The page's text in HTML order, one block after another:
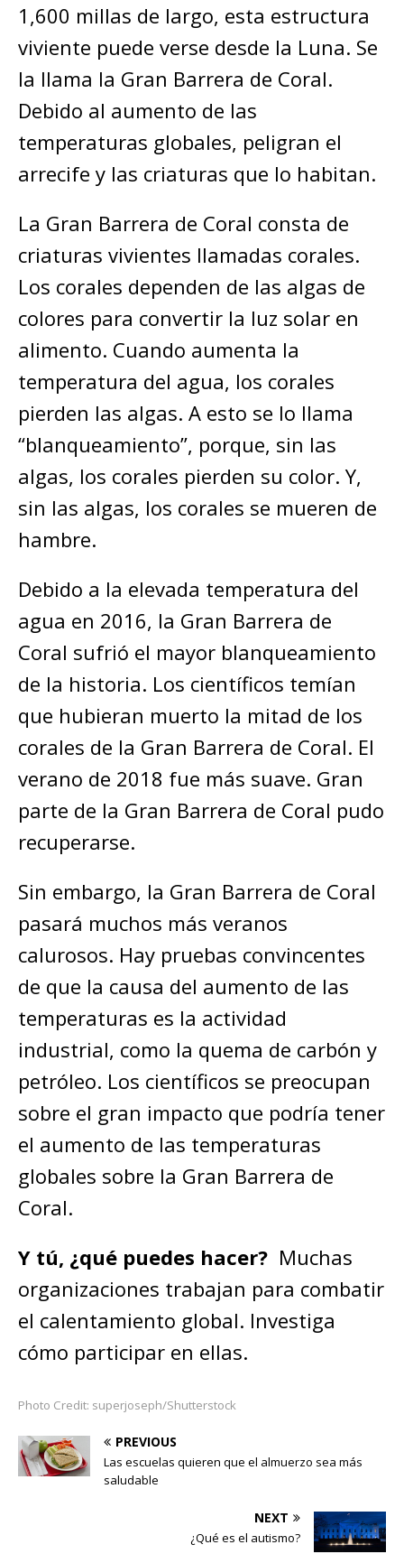
1,600 millas de largo, esta estructura
viviente puede verse desde la Luna. Se
la llama la Gran Barrera de Coral.
Debido al aumento de las
temperaturas globales, peligran el
arrecife y las criaturas que lo habitan.
La Gran Barrera de Coral consta de
criaturas vivientes llamadas corales.
Los corales dependen de las algas de
colores para convertir la luz solar en
alimento. Cuando aumenta la
temperatura del agua, los corales
pierden las algas. A esto se lo llama
“blanqueamiento”, porque, sin las
algas, los corales pierden su color. Y,
sin las algas, los corales se mueren de
hambre.
Debido a la elevada temperatura del
agua en 2016, la Gran Barrera de
Coral sufrió el mayor blanqueamiento
de la historia. Los científicos temían
que hubieran muerto la mitad de los
corales de la Gran Barrera de Coral. El
verano de 2018 fue más suave. Gran
parte de la Gran Barrera de Coral pudo
recuperarse.
Sin embargo, la Gran Barrera de Coral
pasará muchos más veranos
calurosos. Hay pruebas convincentes
de que la causa del aumento de las
temperaturas es la actividad
industrial, como la quema de carbón y
petróleo. Los científicos se preocupan
sobre el gran impacto que podría tener
el aumento de las temperaturas
globales sobre la Gran Barrera de
Coral.
Y tú, ¿qué puedes hacer? Muchas
organizaciones trabajan para combatir
el calentamiento global. Investiga
cómo participar en ellas.
Photo Credit: superjoseph/Shutterstock
PREVIOUS
Las escuelas quieren que el almuerzo sea más
saludable
NEXT
¿Qué es el autismo?